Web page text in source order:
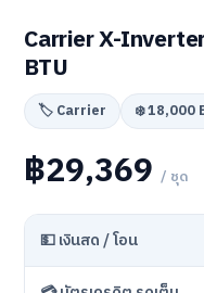
Carrier X-
BTU
🏷️ Carrier ❄️ 18,000
฿29,369 / ชุด
💵 เงินสด / โอน